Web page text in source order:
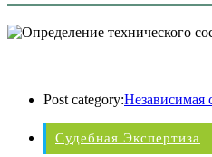
Post category:Независимая
Судебная Экспертиза